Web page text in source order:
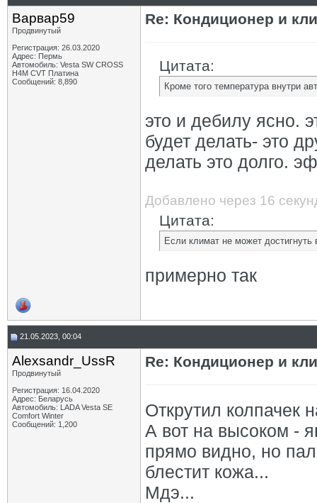
Варвар59
Продвинутый
Регистрация: 26.03.2020
Адрес: Пермь
Автомобиль: Vesta SW CROSS
H4M CVT Платина
Сообщений: 8,890
Re: Кондиционер и
Цитата:
Кроме того температура внутри
это и дебилу ясно.
будет делать- это
делать это долго.
Добавлено через 16
Цитата:
Если климат не может
примерно так
21.05.2023, 00:04
Alexsandr_UssR
Продвинутый
Регистрация: 16.04.2020
Адрес: Беларусь
Автомобиль: LADA Vesta SE
Comfort Winter
Сообщений: 1,200
Re: Кондиционер и
Открутил колпачек
А вот на высоком -
прямо видно, но
блестит кожа...
Мдэ...